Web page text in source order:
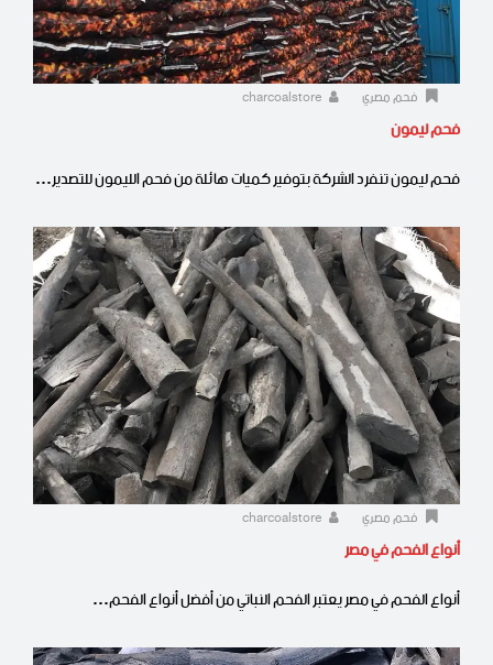
فحم مصري
فحم ليمون
فحم ليمون تنفرد الشركة بتوفير كميات هائلة من فحم الليمون للتصدير…
فحم مصري
أنواع الفحم في مصر
أنواع الفحم في مصر يعتبر الفحم النباتي من أفضل أنواع الفحم…